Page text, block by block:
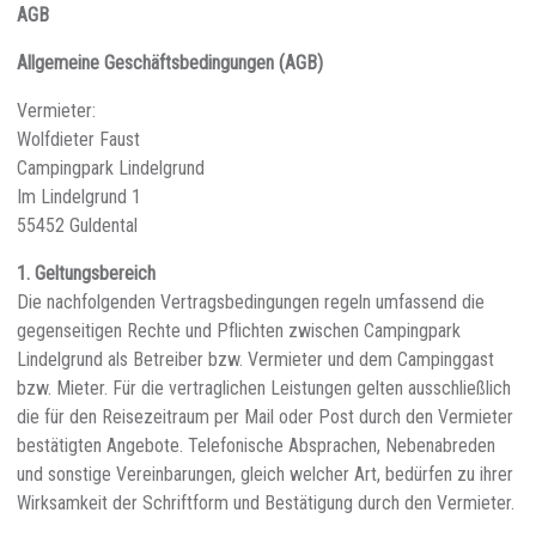
AGB
Allgemeine Geschäftsbedingungen (AGB)
Vermieter:
Wolfdieter Faust
Campingpark Lindelgrund
Im Lindelgrund 1
55452 Guldental
1. Geltungsbereich
Die nachfolgenden Vertragsbedingungen regeln umfassend die
gegenseitigen Rechte und Pflichten zwischen Campingpark
Lindelgrund als Betreiber bzw. Vermieter und dem Campinggast
bzw. Mieter. Für die vertraglichen Leistungen gelten ausschließlich
die für den Reisezeitraum per Mail oder Post durch den Vermieter
bestätigten Angebote. Telefonische Absprachen, Nebenabreden
und sonstige Vereinbarungen, gleich welcher Art, bedürfen zu ihrer
Wirksamkeit der Schriftform und Bestätigung durch den Vermieter.